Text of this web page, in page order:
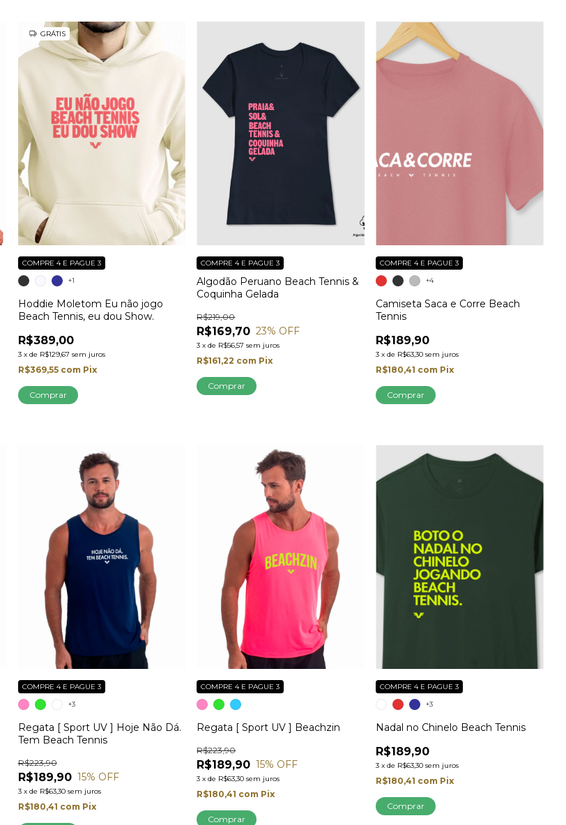
GRÁTIS
Hoddie Moletom Eu não jogo
Beach Tennis, eu dou Show.
R$389,00
3 x de R$129,67 sem juros
COMPRE 4 E PAGUE 3
R$369,55 com Pix
+1
Comprar
Algodão Peruano Beach Tennis &
Coquinha Gelada
R$169,70
R$219,00
23% OFF
3 xde R$56,57 sem juros
COMPRE 4 E PAGUE 3
R$161,22 com Pix
Comprar
Camiseta Saca e Corre Beach
Tennis
R$189,90
3 xde R$63,30 sem juros
COMPRE 4 E PAGUE 3
R$180,41 com Pix
+4
Comprar
Regata [ Sport UV ] Hoje Não Dá.
Tem Beach Tennis
R$189,90
R$223,90
15% OFF
3 x de R$63,30 sem juros
COMPRE 4 E PAGUE 3
R$180,41 com Pix
+3
Regata [ Sport UV ] Beachzin
R$189,90
R$223,90
15% OFF
3 xde R$63,30 sem juros
COMPRE 4 E PAGUE 3
R$180,41 com Pix
Comprar
Nadal no Chinelo Beach Tennis
R$189,90
3 xde R$63,30 sem juros
COMPRE 4 E PAGUE 3
R$180,41 com Pix
+3
Comprar